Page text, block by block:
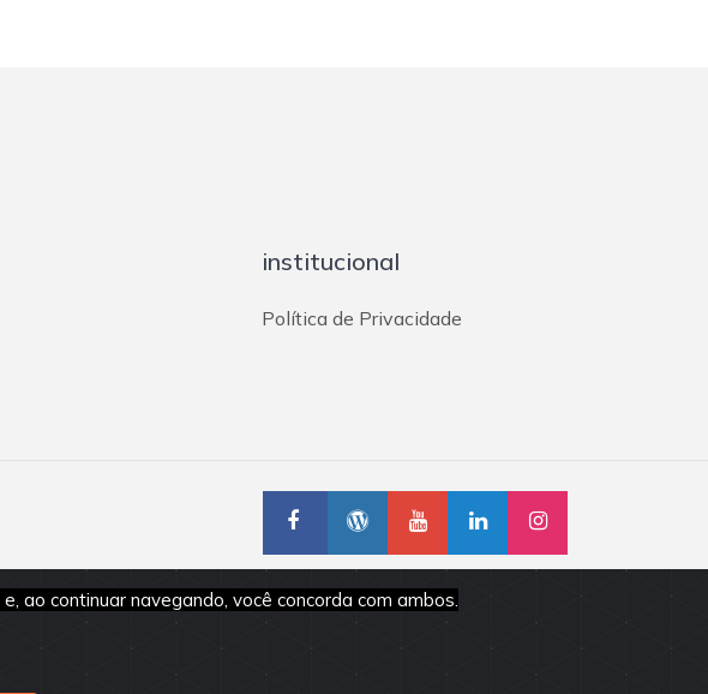
e, ao continuar navegando, você concorda com ambos.
institucional
Política de Privacidade